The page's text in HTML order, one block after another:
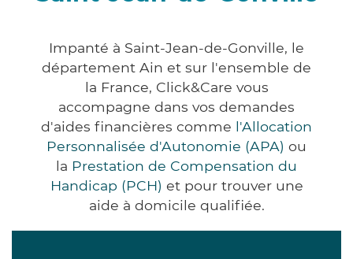
Impanté à Saint-Jean-de-Gonville, le
département Ain et sur l'ensemble de
la France, Click&Care vous
accompagne dans vos demandes
d'aides financières comme l'Allocation
Personnalisée d'Autonomie (APA) ou
la Prestation de Compensation du
Handicap (PCH) et pour trouver une
aide à domicile qualifiée.